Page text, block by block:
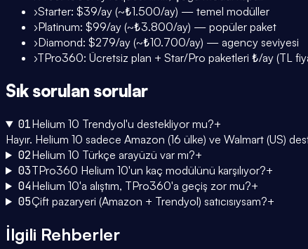
›Starter: $39/ay (~₺1.500/ay) — temel modüller
›Platinum: $99/ay (~₺3.800/ay) — popüler paket
›Diamond: $279/ay (~₺10.700/ay) — agency seviyesi
›TPro360: Ücretsiz plan + Star/Pro paketleri ₺/ay (TL
Sık sorulan sorular
01Helium 10 Trendyol'u destekliyor mu?+
Hayır. Helium 10 sadece Amazon (16 ülke) ve Walmart (US)
02Helium 10 Türkçe arayüzü var mı?+
03TPro360 Helium 10'un kaç modülünü karşılıyor?+
04Helium 10'a alıştım, TPro360'a geçiş zor mu?+
05Çift pazaryeri (Amazon + Trendyol) satıcısıysam?+
İlgili Rehberler